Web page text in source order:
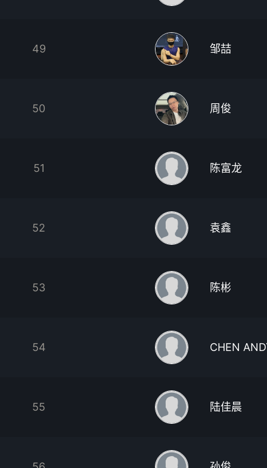
49 邹喆
50 周俊
51 陈富龙
52 袁鑫
53 陈彬
54 CHEN
55 陆佳晨